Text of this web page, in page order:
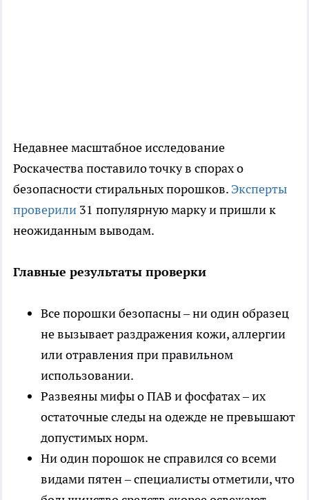
Недавнее масштабное исследование
Роскачества поставило точку в спорах о
безопасности стиральных порошков. Эксперты
проверили 31 популярную марку и пришли к
неожиданным выводам.
Главные результаты проверки
Все порошки безопасны – ни один образец
не вызывает раздражения кожи, аллергии
или отравления при правильном
использовании.
Развеяны мифы о ПАВ и фосфатах – их
остаточные следы на одежде не превышают
допустимых норм.
Ни один порошок не справился со всеми
видами пятен – специалисты отметили, что